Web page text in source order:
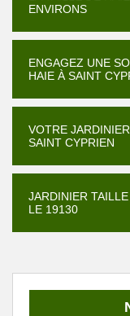
ENVIRONS
ENGAGEZ UNE
HAIE À SAINT
VOTRE
SAINT CYPRIEN
JARDINIER
LE 19130